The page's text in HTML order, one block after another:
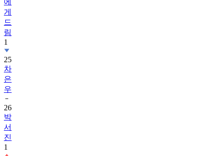
게
드
림
1
25
차
은
우
26
박
서
진
1